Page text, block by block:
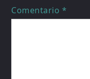
Comentario *